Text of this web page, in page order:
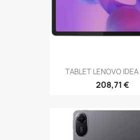
TABLET LENOVO
208,71 €